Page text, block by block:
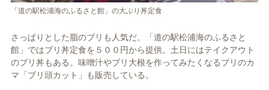
「道の駅松浦海のふるさと館」の大ぶり丼定食
さっぱりとした脂のブリも人気だ。「道の駅松浦海のふるさと
館」ではブリ丼定食を５００円から提供。土日にはテイクアウト
のブリ丼もある。味噌汁やブリ大根を作ってみたくなるブリのカ
マ「ブリ頭カット」も販売している。